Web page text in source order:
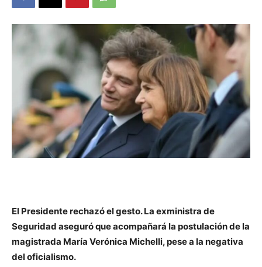
::
La
Verdad
es
El Presidente rechazó el gesto. La exministra de
Seguridad aseguró que acompañará la postulación de la
magistrada María Verónica Michelli, pese a la negativa
del oficialismo.